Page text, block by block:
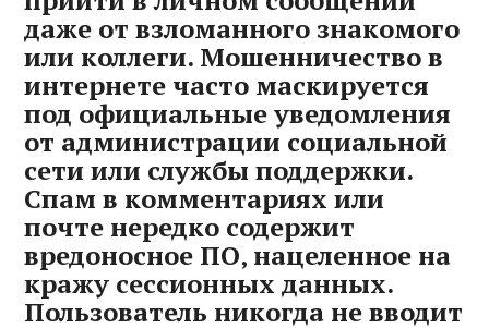
даже от взломанного знакомого
или коллеги. Мошенничество в
интернете часто маскируется
под официальные уведомления
от администрации социальной
сети или службы поддержки.
Спам в комментариях или
почте нередко содержит
вредоносное ПО‚ нацеленное на
кражу сессионных данных.
Пользователь никогда не вводит